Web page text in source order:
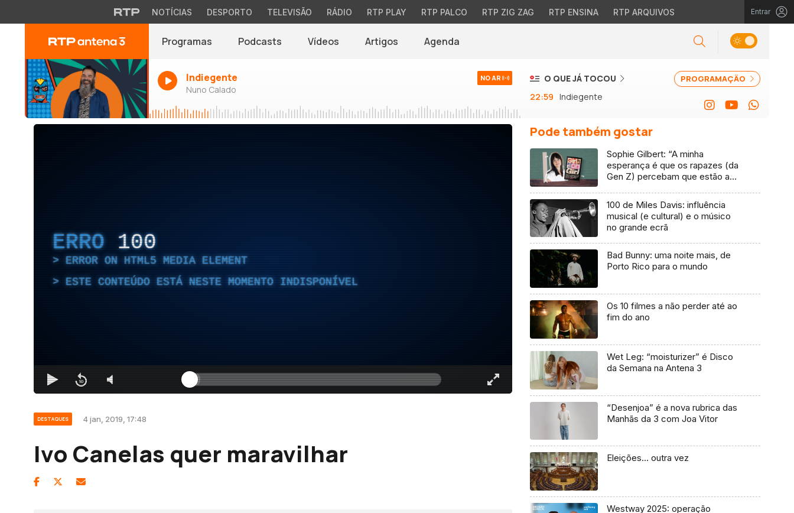
NOTÍCIAS DESPORTO TELEVISÃO RÁDIO RTP PLAY RTP PALCO RTP ZIG ZAG RTP ENSINA RTP ARQUIVOS Entrar
Programas Podcasts Vídeos Artigos Agenda
Indiegente
Nuno Calado
NO AR PROGRAMAÇÃO
O QUE JÁ TOCOU
22:59 Indiegente
ERRO 100
ERROR ON HTML5 MEDIA ELEMENT
ESTE CONTEÚDO ESTÁ NESTE MOMENTO INDISPONÍVEL
DESTAQUES 4 jan, 2019, 17:48
Ivo Canelas quer maravilhar
Pode também gostar
Sophie Gilbert: “A minha
esperança é que os rapazes (da
Gen Z) percebam que estão a
100 de Miles Davis: influência
musical (e cultural) e o músico
no grande ecrã
Bad Bunny: uma noite mais, de
Porto Rico para o mundo
Os 10 filmes a não perder até ao
fim do ano
Wet Leg: “moisturizer” é Disco
da Semana na Antena 3
“Desenjoa” é a nova rubrica das
Manhãs da 3 com Joa Vitor
Eleições… outra vez
Westway 2025: operação